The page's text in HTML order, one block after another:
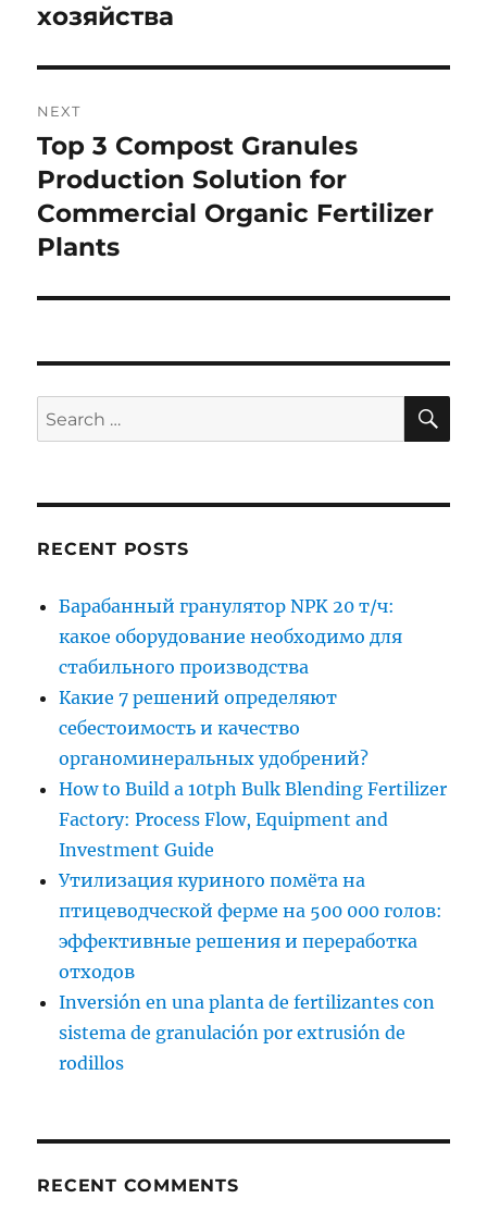
хозяйства
NEXT
Next
post:
Top 3 Compost Granules
Production Solution for
Commercial Organic Fertilizer
Plants
Search
for:
RECENT POSTS
Барабанный гранулятор NPK 20 т/ч:
какое оборудование необходимо для
стабильного производства
Какие 7 решений определяют
себестоимость и качество
органоминеральных удобрений?
How to Build a 10tph Bulk Blending Fertilizer
Factory: Process Flow, Equipment and
Investment Guide
Утилизация куриного помёта на
птицеводческой ферме на 500 000 голов:
эффективные решения и переработка
отходов
Inversión en una planta de fertilizantes con
sistema de granulación por extrusión de
rodillos
RECENT COMMENTS